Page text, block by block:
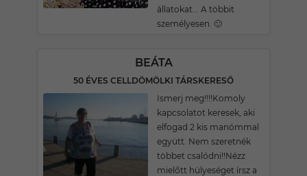
állatokat... A többit
személyesen. 🙂
BEÁTA
50 ÉVES CELLDÖMÖLKI TÁRSKERESŐ
Ismerj meg!!!!Komoly
kapcsolatot keresek, aki
elfogad 2 kis manómmal
együtt. Nem szeretnék
többet csalódni!!Nézz
mielőtt hülyeséget írsz a